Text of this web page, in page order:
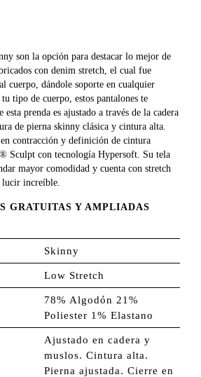
son la opción para destacar lo mejor de
con denim stretch, el cual fue
cuerpo, dándole soporte en cualquier
tipo de cuerpo, estos pantalones te
prenda es ajustado a través de la cadera
de pierna skinny clásica y cintura alta.
contracción y definición de cintura
Sculpt con tecnología Hypersoft. Su tela
mayor comodidad y cuenta con stretch
lucir increíble.
GRATUITAS Y AMPLIADAS
Skinny
Low Stretch
78% Algodón 21%
Poliester 1% Elastano
Ajustado en cadera y
muslos. Cintura alta.
Pierna ajustada. Cierre en